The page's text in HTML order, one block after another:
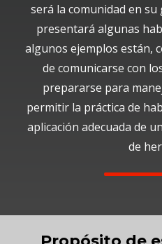
será la comunidad en
presentará algunas
algunos ejemplos están,
de comunicarse con
prepararse para
permitir la práctica de
aplicación adecuada de
de